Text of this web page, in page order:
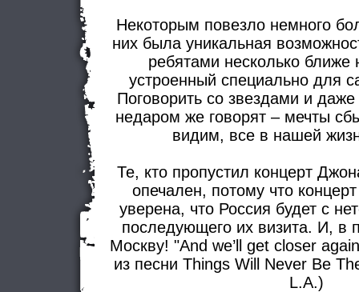
Некоторым повезло немного
них была уникальная
ребятами несколько ближе
устроенный специально для
Поговорить со звездами и
недаром же говорят – мечты
видим, все в нашей
Те, кто пропустил концерт
опечален, потому что
уверена, что Россия будет с
последующего их визита. И, в
Москву! "And we’ll get closer
из песни Things Will Never Be
L.A.)